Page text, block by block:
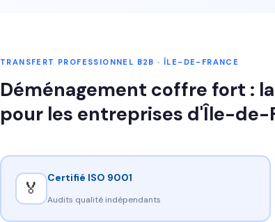
TRANSFERT PROFESSIONNEL B2B · ÎLE-DE-FRANCE
Déménagement coffre fort :
pour les entreprises d'Île-de-
🏅
Certifié ISO 9001
Audits qualité indépendants